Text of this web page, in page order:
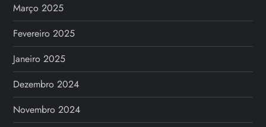
Março 2025
Fevereiro 2025
Janeiro 2025
Dezembro 2024
Novembro 2024